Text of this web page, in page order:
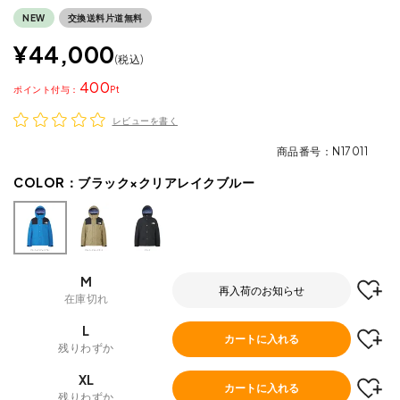
NEW 交換送料片道無料
¥44,000 税込
400
ポイント
レビューを書く
商品番号 N17011
COLOR： ブラック×クリアレイクブルー
M
在庫切れ
再入荷のお知らせ
L
残りわずか
カートに入れる
XL
残りわずか
カートに入れる